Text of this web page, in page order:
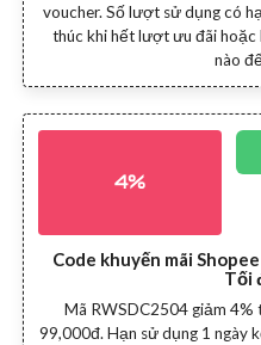
voucher. Số lượt sử dụng có
thúc khi hết lượt ưu đãi hoặc
nào
4%
Code khuyến mãi
Tối
Mã RWSDC2504 giảm
99,000đ. Hạn sử dụng 1 ngày